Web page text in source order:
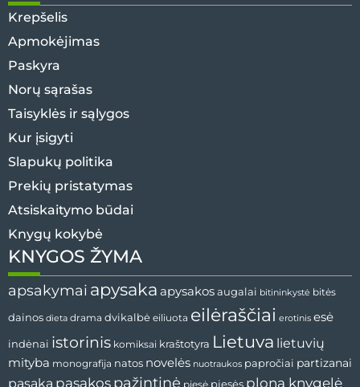
Krepšelis
Apmokėjimas
Paskyra
Norų sąrašas
Taisyklės ir sąlygos
Kur įsigyti
Slapukų politika
Prekių pristatymas
Atsiskaitymo būdai
Knygų kokybė
KNYGOS ŽYMA
apsakymai apysaka apysakos augalai bitininkystė bitės
dainos dieta drama dvikalbė eiliuota eilėraščiai erotinis esė
indėnai istorinis komiksai kraštotyra Lietuva lietuvių
mityba monografija natos novelės nuotraukos papročiai partizanai
pasaka pasakos pažintinė pjesė pjesės plona knygelė